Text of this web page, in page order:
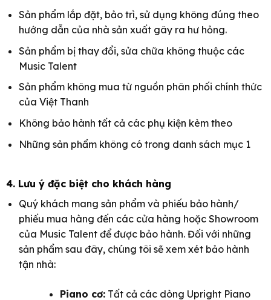
Sản phẩm lắp đặt, bảo trì, sử dụng không đúng theo
hướng dẫn của nhà sản xuất gây ra hư hỏng.
Sản phẩm bị thay đổi, sửa chữa không thuộc các
Music Talent
Sản phẩm không mua từ nguồn phân phối chính thức
của Việt Thanh
Không bảo hành tất cả các phụ kiện kèm theo
Những sản phẩm không có trong danh sách mục 1
4. Lưu ý đặc biệt cho khách hàng
Quý khách mang sản phẩm và phiếu bảo hành/
phiếu mua hàng đến các cửa hàng hoặc Showroom
của Music Talent để được bảo hành. Đối với những
sản phẩm sau đây, chúng tôi sẽ xem xét bảo hành
tận nhà:
Piano cơ: Tất cả các dòng Upright Piano